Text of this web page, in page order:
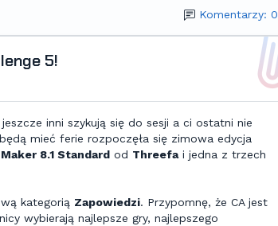
Komentarzy: 0
5!
inni szykują się do sesji a ci ostatni nie
mieć ferie rozpoczęła się zimowa edycja
Maker 8.1 Standard od Threefai jedna z trzech
kategorią Zapowiedzi. Przypomnę, że CA jest
wybierają najlepsze gry, najlepszego